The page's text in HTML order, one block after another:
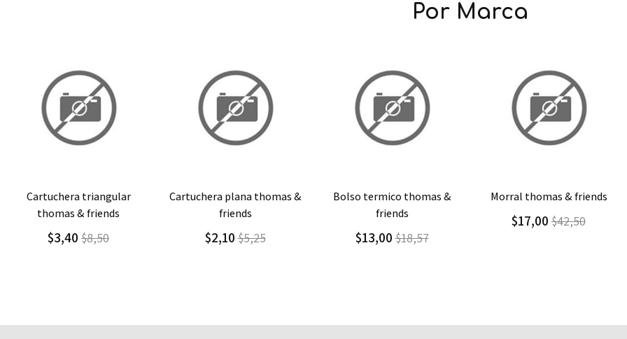
Por Marca
Agregar Detalle
friends
$2,10 $5,25
Agregar Detalle
bolso termico thomas &
friends
$13,00 $18,57
Agregar Detalle
morral thomas & friends
$17,00 $42,50
Agregar Detalle
morral thomas & friends
$17,00 $42,50